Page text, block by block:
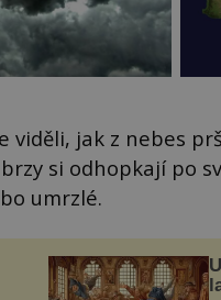
jak z nebes
si odhopkají po
umrzlé.